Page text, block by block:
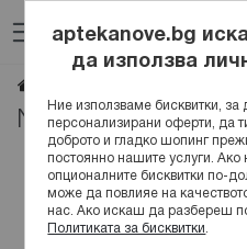
към
съдържанието
NIKSEN
aptekanove.bg
да използва
Ние използваме бисквитки,
персонализирани оферти, да
доброто и гладко шопинг
постоянно нашите услуги.
опционалните бисквитки по-
може да повлияе на
нас. Ако искаш да разбереш
Политиката за бисквитки